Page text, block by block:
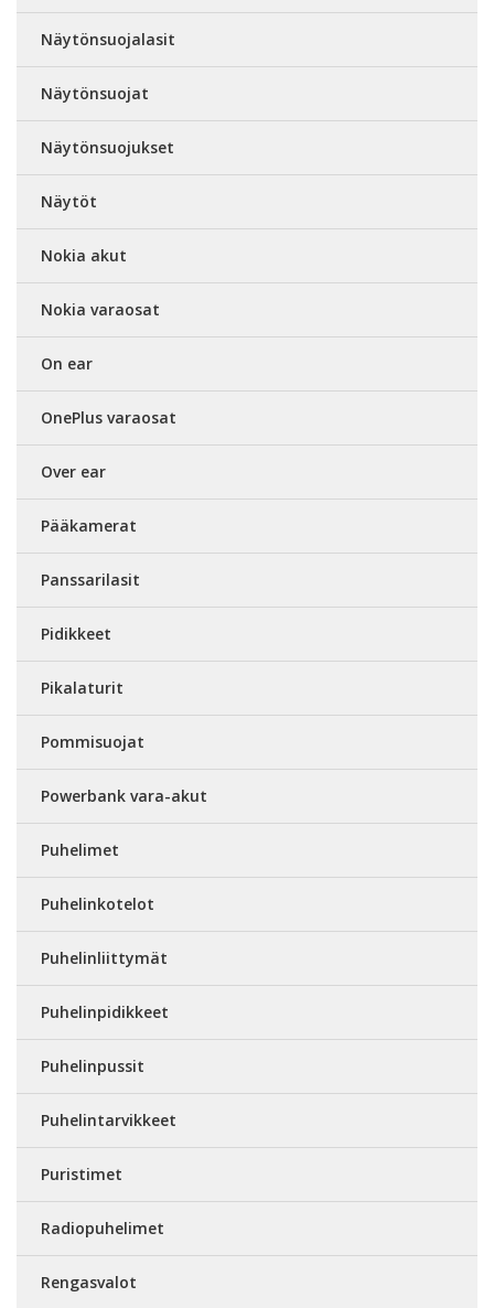
Näytönsuojalasit
Näytönsuojat
Näytönsuojukset
Näytöt
Nokia akut
Nokia varaosat
On ear
OnePlus varaosat
Over ear
Pääkamerat
Panssarilasit
Pidikkeet
Pikalaturit
Pommisuojat
Powerbank vara-akut
Puhelimet
Puhelinkotelot
Puhelinliittymät
Puhelinpidikkeet
Puhelinpussit
Puhelintarvikkeet
Puristimet
Radiopuhelimet
Rengasvalot